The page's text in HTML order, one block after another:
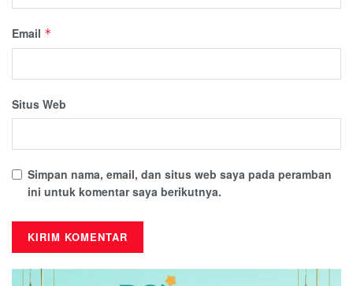
Email *
Situs Web
Simpan nama, email, dan situs web saya pada peramban
ini untuk komentar saya berikutnya.